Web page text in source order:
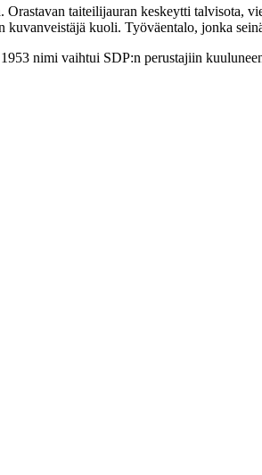
taiteilijauran keskeytti talvisota,
kuoli. Työväentalo, jonka
nimi vaihtui SDP:n perustajiin